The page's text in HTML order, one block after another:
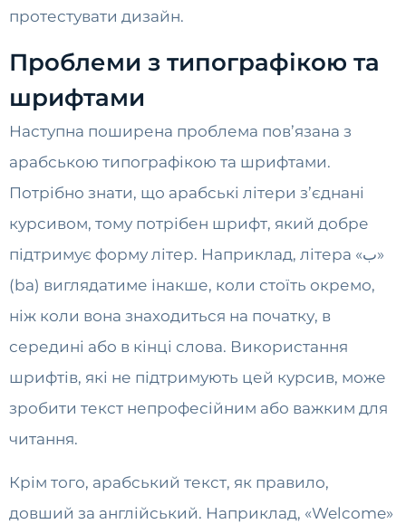
протестувати дизайн.
Проблеми з типографікою та
шрифтами
Наступна поширена проблема пов’язана з
арабською типографікою та шрифтами.
Потрібно знати, що арабські літери з’єднані
курсивом, тому потрібен шрифт, який добре
підтримує форму літер. Наприклад, літера «ب»
(ba) виглядатиме інакше, коли стоїть окремо,
ніж коли вона знаходиться на початку, в
середині або в кінці слова. Використання
шрифтів, які не підтримують цей курсив, може
зробити текст непрофесійним або важким для
читання.
Крім того, арабський текст, як правило,
довший за англійський. Наприклад, «Welcome»